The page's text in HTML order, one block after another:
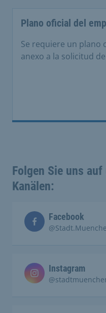
Plano oficial del
Se requiere un plano
anexo a la solicitud
Folgen Sie uns
Kanälen:
Facebook
Instagram